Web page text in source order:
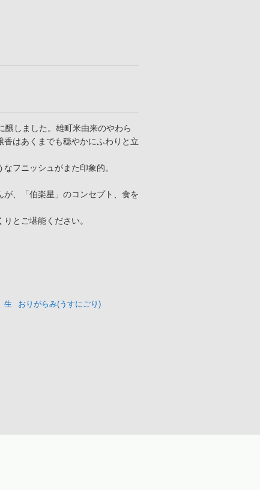
醸しました。雄町米由来のやわら
はあくまでも穏やかにふわりと立
フニッシュがまた印象的。
、「伯楽星」のコンセプト、食を
とご堪能ください。
生
おりがらみ(うすにごり)